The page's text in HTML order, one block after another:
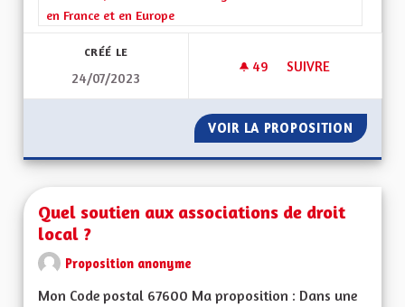
en France et en Europe
CRÉÉ LE
24/07/2023
49 49 ABONNÉS
SUIVRE
VOIR LA PROPOSITION
Quel soutien aux associations de droit
local ?
Proposition anonyme
Mon Code postal 67600 Ma proposition : Dans une